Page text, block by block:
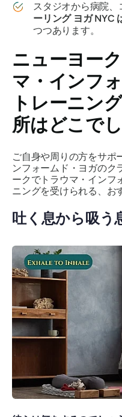
スタジオから病院、
ーリング ヨガ NYC
つつあります。
ニューヨー
マ・インフ
トレーニン
所はどこで
ご自身や周りの方をサポ
ンフォームド・ヨガのク
ークでトラウマ・インフ
ニングを受けられる、お
吐く息から吸う